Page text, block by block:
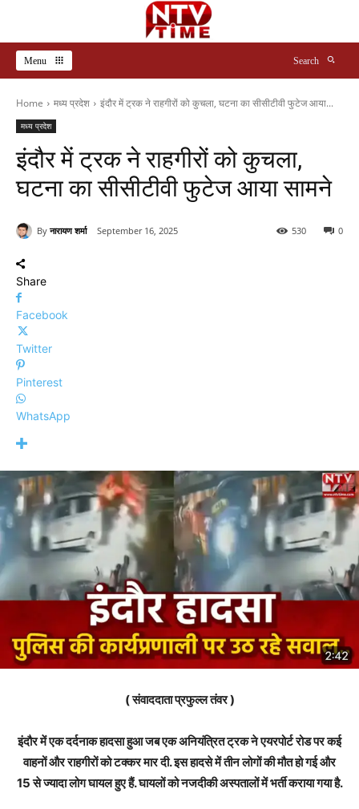
Menu Search
Home मध्य प्रदेश इंदौर में ट्रक ने राहगीरों को कुचला, घटना का सीसीटीवी फुटेज आया...
मध्य प्रदेश
इंदौर में ट्रक ने राहगीरों को कुचला,
घटना का सीसीटीवी फुटेज आया सामने
By नारायण शर्मा September 16, 2025 0
530
Share
Facebook
Twitter
Pinterest
WhatsApp
( संवाददाता प्रफुल्ल तंवर )
इंदौर में एक दर्दनाक हादसा हुआ जब एक अनियंत्रित ट्रक ने एयरपोर्ट रोड पर कई
वाहनों और राहगीरों को टक्कर मार दी. इस हादसे में तीन लोगों की मौत हो गई और
15 से ज्यादा लोग घायल हुए हैं. घायलों को नजदीकी अस्पतालों में भर्ती कराया गया है.